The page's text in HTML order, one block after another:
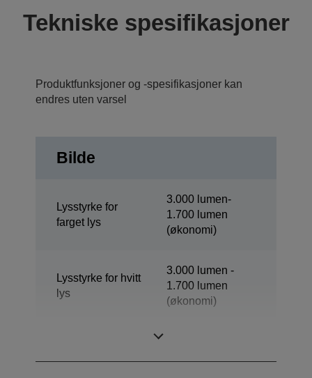
Tekniske spesifikasjoner
Produktfunksjoner og -spesifikasjoner kan
endres uten varsel
Bilde
Lysstyrke for
farget lys
3.000 lumen-
1.700 lumen
(økonomi)
Lysstyrke for hvitt
lys
3.000 lumen -
1.700 lumen
(økonomi)